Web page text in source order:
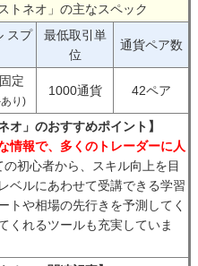
トネオ」の主なスペック
スプ
最低取引単
位
通貨ペア数
定
り)
1000通貨 42ペア
オ」のおすすめポイント】
情報で、多くのトレーダーに人
初心者から、スキル向上を目
ベルにあわせて受講できる学習
トや相場の先行きを予測してく
くれるツールも充実していま